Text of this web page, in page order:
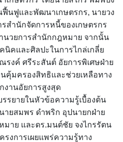
ฟื้นฟูและพัฒนาเกษตรกร, นายวง
สำนักจัดการหนี้ของเกษตรกร
นวยการสำนักกฎหมาย จากนั้น
นิคและศิลปะในการไกล่เกลี่ย
งค์ ศรีระสันต์ อัยการพิเศษฝ่าย
คุ้มครองสิทธิและช่วยเหลือทาง
านอัยการสูงสุด
รรยายในหัวข้อความรู้เบื้องต้น
ายสมพร ดำพริก อุปนายกฝ่าย
มาย และดร.มนต์ชัย จงไกรรัตน
งการเผยแพร่ความรู้ทาง